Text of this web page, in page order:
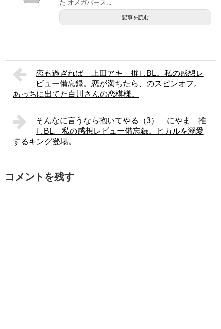
た オメガバース...
記事を読む
恋も過ぎれば 上田アキ 推しBL。私の感想レ
ビュー備忘録。恋が満ちたら、のスピンオフ。
あっちに出てた白川さんの恋模様。
そんなに言うなら抱いてやる（3） にやま 推
しBL。私の感想レビュー備忘録。ヒカルを溺愛
するキング登場。
コメントを残す